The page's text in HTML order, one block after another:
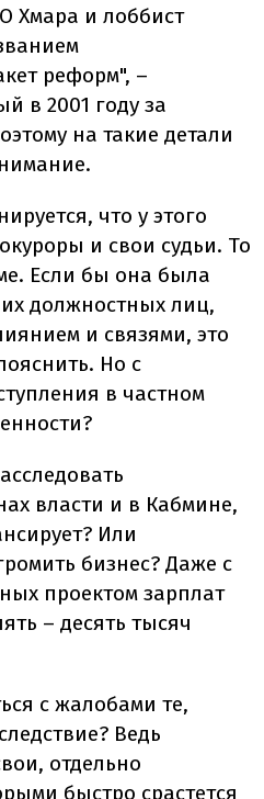
Хмара и лоббист
реформ", –
в 2001 году за
на такие детали
что у этого
и свои судьи. То
Если бы она была
должностных лиц,
и связями, это
Но с
в частном
власти и в Кабмине,
Или
бизнес? Даже с
проектом зарплат
– десять тысяч
с жалобами те,
Ведь
отдельно
быстро срастется